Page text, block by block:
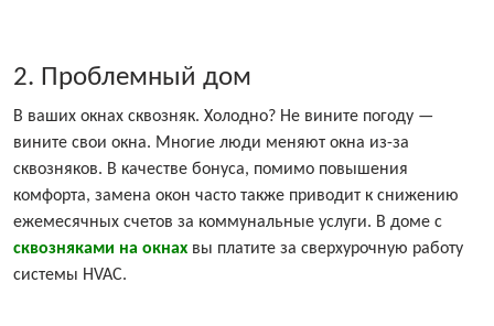
2. Проблемный дом
В ваших окнах сквозняк. Холодно? Не вините погоду —
вините свои окна. Многие люди меняют окна из-за
сквозняков. В качестве бонуса, помимо повышения
комфорта, замена окон часто также приводит к снижению
ежемесячных счетов за коммунальные услуги. В доме с
сквозняками на окнах вы платите за сверхурочную работу
системы HVAC.